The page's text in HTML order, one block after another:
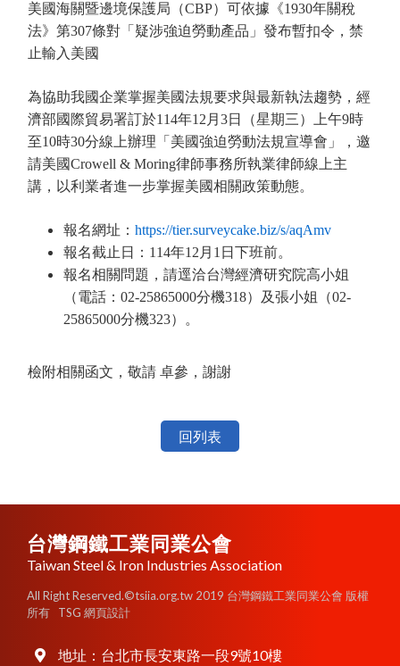
美國海關暨邊境保護局（CBP）可依據《1930年關稅
法》第307條對「疑涉強迫勞動產品」發布暫扣令，禁
止輸入美國
為協助我國企業掌握美國法規要求與最新執法趨勢，經
濟部國際貿易署訂於114年12月3日（星期三）上午9時
至10時30分線上辦理「美國強迫勞動法規宣導會」，邀
請美國Crowell & Moring律師事務所執業律師線上主
講，以利業者進一步掌握美國相關政策動態。
報名網址： https://tier.surveycake.biz/s/aqAmv
報名截止日：114年12月1日下班前。
報名相關問題，請逕洽台灣經濟研究院高小姐
（電話：02-25865000分機318）及張小姐（02-
25865000分機323）。
檢附相關函文，敬請 卓參，謝謝
回列表
台灣鋼鐵工業同業公會
Taiwan Steel & Iron Industries Association
All Right Reserved.©tsiia.org.tw 2019 台灣鋼鐵工業同業公會 版權
所有 TSG 網頁設計
地址： 台北市長安東路一段9號10樓